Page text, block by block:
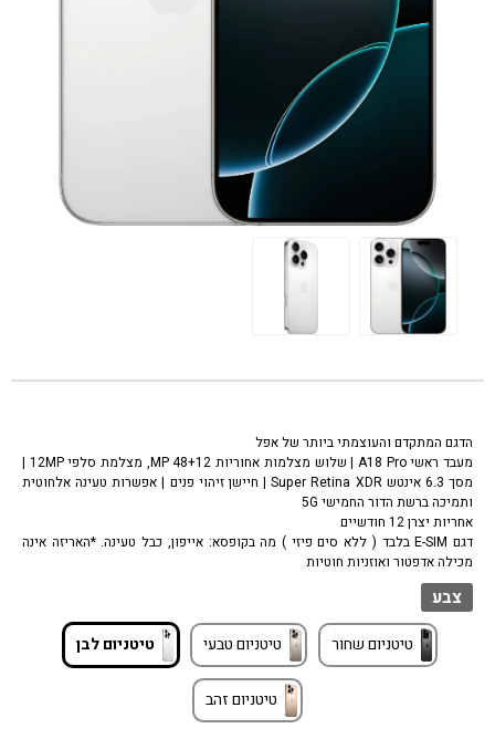
הדגם המתקדם והעוצמתי ביותר של אפל
מעבד ראשי A18 Pro | שלוש מצלמות אחוריות 48+12 MP, מצלמת סלפי 12MP |
מסך 6.3 אינטש Super Retina XDR | חיישן זיהוי פנים | אפשרות טעינה אלחוטית
ותמיכה ברשת הדור החמישי 5G
אחריות יצרן 12 חודשיים
דגם E-SIM בלבד ( ללא סים פיזי ) מה בקופסא: אייפון, כבל טעינה. *האריזה אינה
מכילה אדפטור ואוזניות חוטיות
צבע
טיטניום שחור טיטניום טבעי טיטניום לבן
טיטניום זהב